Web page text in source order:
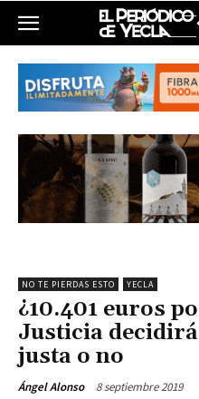
NO TE PIERDAS ESTO YECLA
¿10.401 euros
Justicia
justa o no
Ángel Alonso 8 septiembre 2019